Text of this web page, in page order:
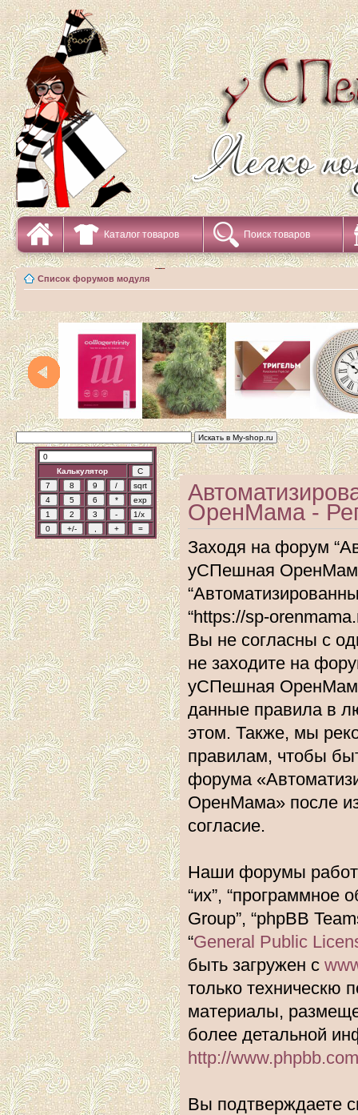
Каталог товаров Поиск товаров
Список форумов модуля
Калькулятор
ОренМама -
Заходя на форум
уСПешная
“https://sp-
Вы не согласны с
не заходите на
уСПешная
данные правила в
этом. Также, мы
правилам, чтобы
форума
ОренМама» после
согласие.
Наши форумы
“их”, “программное
Group”, “phpBB
“General Public
быть загружен с
только техническю
материалы,
более детальной
http://
Вы подтверждаете